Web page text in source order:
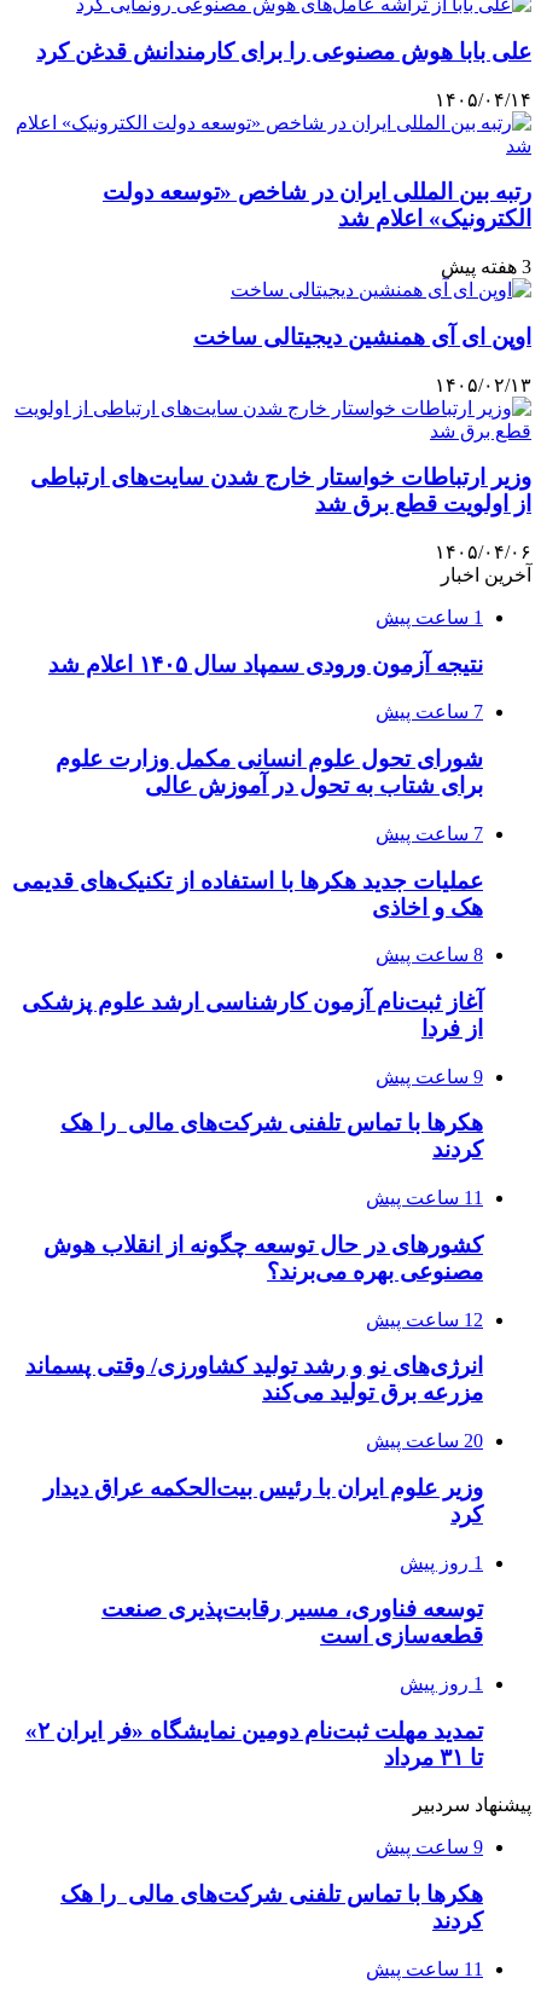
علی بابا هوش مصنوعی را برای کارمندانش قدغن کرد
۱۴۰۵/۰۴/۱۴
رتبه بین المللی ایران در شاخص «توسعه دولت
الکترونیک» اعلام شد
3 هفته پیش
اوپن ای آی همنشین دیجیتالی ساخت
۱۴۰۵/۰۲/۱۳
وزیر ارتباطات خواستار خارج شدن سایت‌های ارتباطی
از اولویت قطع برق شد
۱۴۰۵/۰۴/۰۶
آخرین اخبار
1 ساعت پیش
نتیجه آزمون ورودی سمپاد سال ۱۴۰۵ اعلام شد
7 ساعت پیش
شورای تحول علوم انسانی مکمل وزارت علوم
برای شتاب به تحول در آموزش عالی
7 ساعت پیش
عملیات جدید هکرها با استفاده از تکنیک‌های قدیمی
هک و اخاذی
8 ساعت پیش
آغاز ثبت‌نام‌ آزمون کارشناسی ارشد علوم پزشکی
از فردا
9 ساعت پیش
هکرها با تماس تلفنی شرکت‌های مالی را هک
کردند
11 ساعت پیش
کشورهای در حال توسعه چگونه از انقلاب هوش
مصنوعی بهره می‌برند؟
12 ساعت پیش
انرژی‌های نو و رشد تولید کشاورزی/ وقتی پسماند
مزرعه‌ برق تولید می‌کند
20 ساعت پیش
وزیر علوم ایران با رئیس بیت‌الحکمه عراق دیدار
کرد
1 روز پیش
توسعه فناوری، مسیر رقابت‌پذیری صنعت
قطعه‌سازی است
1 روز پیش
تمدید مهلت ثبت‌نام دومین نمایشگاه «فر ایران ۲»
تا ۳۱ مرداد
پیشنهاد سردبیر
9 ساعت پیش
هکرها با تماس تلفنی شرکت‌های مالی را هک
کردند
11 ساعت پیش